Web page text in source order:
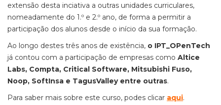
extensão desta inciativa a outras unidades curriculares,
nomeadamente do 1.º e 2.º ano, de forma a permitir a
participação dos alunos desde o início da sua formação.
Ao longo destes três anos de existência, o IPT_OPenTech
já contou com a participação de empresas como Altice
Labs, Compta, Critical Software, Mitsubishi Fuso,
Noop, SoftInsa e TagusValley entre outras.
Para saber mais sobre este curso, podes clicar aqui.